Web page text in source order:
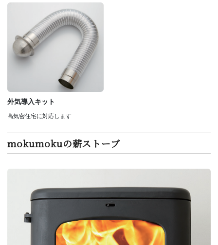
外気導入キット
高気密住宅に対応します
mokumokuの薪ストーブ